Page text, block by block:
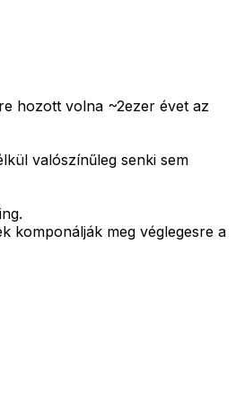
hozott volna ~2ezer évet az
valószínűleg senki sem
komponálják meg véglegesre a